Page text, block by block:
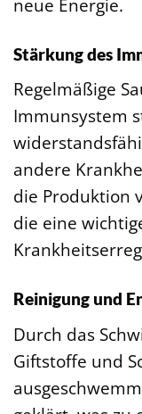
Stärkung des
Regelmäßige
Immunsystem
andere
die Produktion
die eine
Reinigung und
Durch das
Giftstoffe und